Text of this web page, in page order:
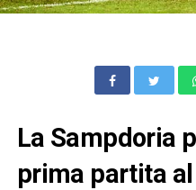
La Sampdoria
prima partita